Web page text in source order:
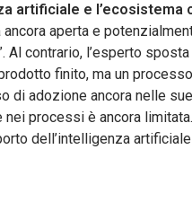
artificiale e l’ecosistema
aperta e
contrario, l’esperto
finito, ma un
adozione ancora nelle
processi è ancora
dell’intelligenza